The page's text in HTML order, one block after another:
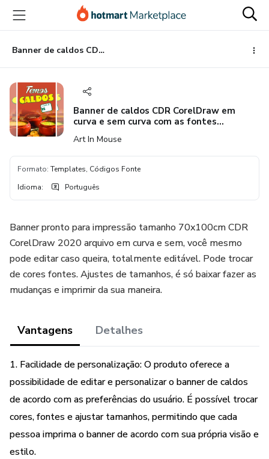
para
conteúdo
principal
para
pagamento
para
rodapé
Banner de caldos CDR CorelDraw em curva e sem curva com as fontes 70x100cm
Banner de caldos CDR CorelDraw em
curva e sem curva com as fontes
Art In Mouse
Formato: Templates, Códigos Fonte
Idioma: Português
Banner pronto para impressão tamanho 70x100cm CDR
CorelDraw 2020 arquivo em curva e sem, você mesmo
pode editar caso queira, totalmente editável. Pode trocar
de cores fontes. Ajustes de tamanhos, é só baixar fazer as
mudanças e imprimir da sua maneira.
Vantagens Detalhes
1. Facilidade de personalização: O produto oferece a
possibilidade de editar e personalizar o banner de caldos
de acordo com as preferências do usuário. É possível trocar
cores, fontes e ajustar tamanhos, permitindo que cada
pessoa imprima o banner de acordo com sua própria visão e
estilo.